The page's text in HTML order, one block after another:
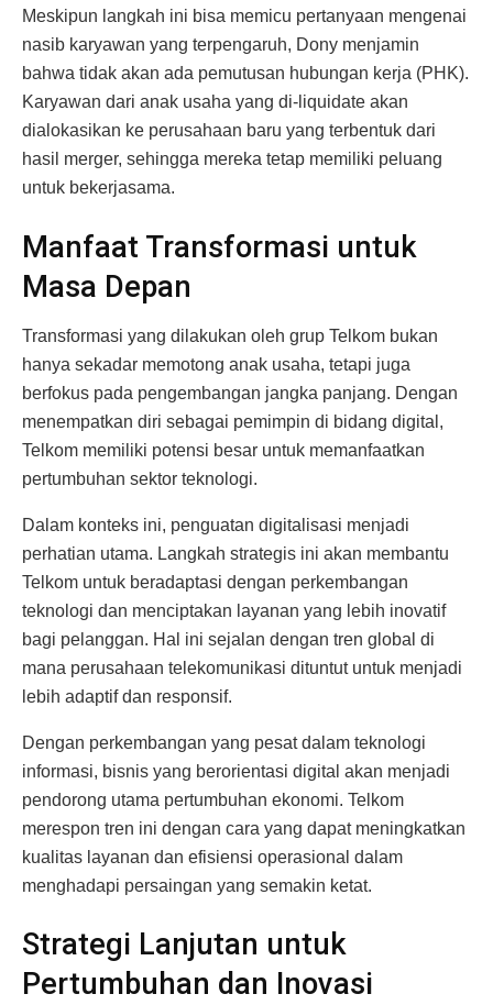
Meskipun langkah ini bisa memicu pertanyaan mengenai
nasib karyawan yang terpengaruh, Dony menjamin
bahwa tidak akan ada pemutusan hubungan kerja (PHK).
Karyawan dari anak usaha yang di-liquidate akan
dialokasikan ke perusahaan baru yang terbentuk dari
hasil merger, sehingga mereka tetap memiliki peluang
untuk bekerjasama.
Manfaat Transformasi untuk
Masa Depan
Transformasi yang dilakukan oleh grup Telkom bukan
hanya sekadar memotong anak usaha, tetapi juga
berfokus pada pengembangan jangka panjang. Dengan
menempatkan diri sebagai pemimpin di bidang digital,
Telkom memiliki potensi besar untuk memanfaatkan
pertumbuhan sektor teknologi.
Dalam konteks ini, penguatan digitalisasi menjadi
perhatian utama. Langkah strategis ini akan membantu
Telkom untuk beradaptasi dengan perkembangan
teknologi dan menciptakan layanan yang lebih inovatif
bagi pelanggan. Hal ini sejalan dengan tren global di
mana perusahaan telekomunikasi dituntut untuk menjadi
lebih adaptif dan responsif.
Dengan perkembangan yang pesat dalam teknologi
informasi, bisnis yang berorientasi digital akan menjadi
pendorong utama pertumbuhan ekonomi. Telkom
merespon tren ini dengan cara yang dapat meningkatkan
kualitas layanan dan efisiensi operasional dalam
menghadapi persaingan yang semakin ketat.
Strategi Lanjutan untuk
Pertumbuhan dan Inovasi